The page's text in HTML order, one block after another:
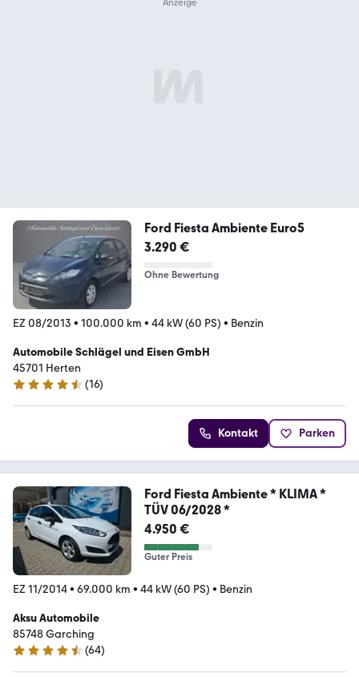
Ford Fiesta Ambiente Euro5
3.290 €
Ohne Bewertung
EZ 08/2013 • 100.000 km • 44 kW (60 PS) • Benzin
Automobile Schlägel und Eisen GmbH
45701 Herten
4.5 Sterne
(16)
Kontakt Parken
Ford Fiesta Ambiente * KLIMA *
TÜV 06/2028 *
4.950 €
Guter Preis
EZ 11/2014• 69.000 km • 44 kW (60 PS) • Benzin
Aksu Automobile
85748 Garching
4.4 Sterne
(64)